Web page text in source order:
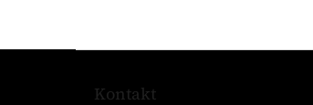
Kontakt